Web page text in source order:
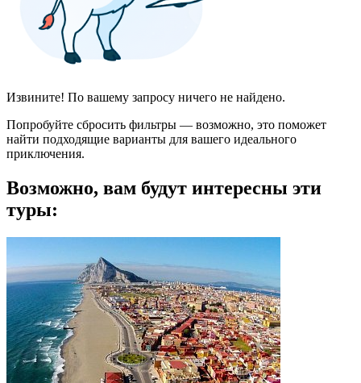
Извините! По вашему запросу ничего не найдено.
Попробуйте сбросить фильтры — возможно, это поможет
найти подходящие варианты для вашего идеального
приключения.
Возможно, вам будут интересны эти
туры: